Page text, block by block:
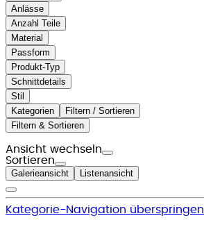
Anlässe
Anzahl Teile
Material
Passform
Produkt-Typ
Schnittdetails
Stil
Kategorien
Filtern / Sortieren
Filtern & Sortieren
Ansicht wechseln
Sortieren
Galerieansicht Listenansicht
Kategorie-Navigation überspringen